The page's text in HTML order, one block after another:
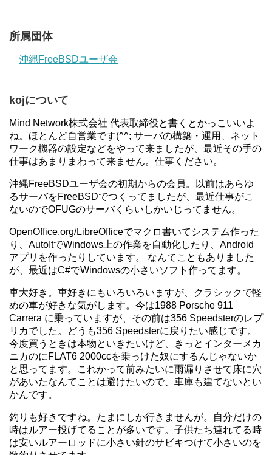
所属団体
沖縄FreeBSDユーザ会
kojについて
Mind Network株式会社 代表取締役と書くとかっこいいよ
ね。ほとんど自営業です(^^; サーバの構築・運用、ネット
ワーク機器の設定などをやって来ましたが、最近その手の
仕事はあまりまわって来ません。仕事ください。
沖縄FreeBSDユーザ会の初期からの会員。以前はあらゆ
るサーバをFreeBSDでつくってましたが、最近仕事がこ
ないのでOFUGのサーバくらいしかいじってません。
OpenOffice.org/LibreOfficeでマクロ書いてシステム作った
り、AutoItでWindows上の作業を自動化したり、Android
アプリを作ったりしています。 なんてこともありました
が、最近はC#でWindowsの小さいソフト作ってます。
車大好き。車好きにもいろいろいますが、クラシックで軽
めの車が好きな気がします。今は1988 Porsche 911
Carrera に乗っていますが、その前は356 Speedsterのレプ
リカでした。どうも356 Speedsterに戻りたい感じです。
今度買うときは本物といきたいけど、きっとインターメカ
ニカのにFLAT6 2000ccを乗っけた奴にするんじゃないか
と思ってます。これかって前みたいに雨漏りさせて床に穴
があいたなんてことは避けたいので、車庫も建てないとい
かんです。
釣りも好きですね。たまにしか行きませんが。自分だけの
時はルアー投げてることが多いです。子供たち連れてる時
は安いルアーロッドに小さい針のサビキつけて小さいのを